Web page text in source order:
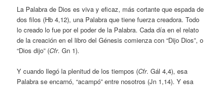
La Palabra de Dios es viva y eficaz, más cortante que espada de
dos filos (Hb 4,12), una Palabra que tiene fuerza creadora. Todo
lo creado lo fue por el poder de la Palabra. Cada día en el relato
de la creación en el libro del Génesis comienza con “Dijo Dios”, o
“Dios dijo” (Cfr. Gn 1).
Y cuando llegó la plenitud de los tiempos (Cfr. Gál 4,4), esa
Palabra se encarnó, “acampó” entre nosotros (Jn 1,14). Y esa